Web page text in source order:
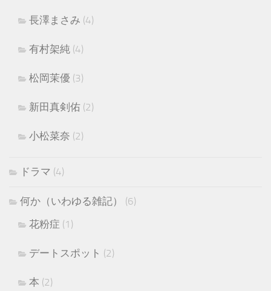
長澤まさみ (4)
有村架純 (4)
松岡茉優 (3)
新田真剣佑 (2)
小松菜奈 (2)
ドラマ (4)
何か（いわゆる雑記）
(6)
花粉症 (1)
デートスポット (2)
本 (2)